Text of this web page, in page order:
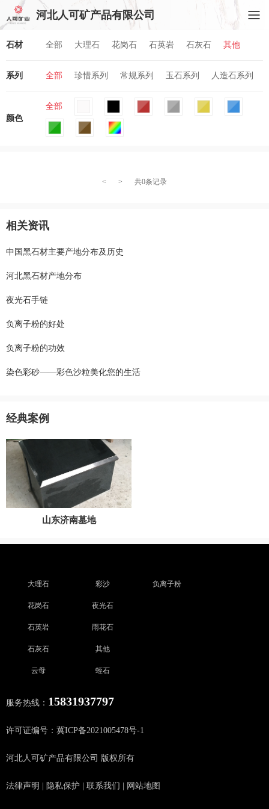
河北人可矿产品有限公司
石材 全部 大理石 花岗石 石英岩 石灰石 其他
系列 全部 珍惜系列 常规系列 玉石系列 人造石系列
颜色
全部
< > 共0条记录
相关资讯
中国黑石材主要产地分布及历史
河北黑石材产地分布
夜光石手链
负离子粉的好处
负离子粉的功效
染色彩砂——彩色沙粒美化您的生活
经典案例
山东济南墓地
法律声明 隐私保护 联系我们 网站地图
河北人可矿产品有限公司 版权所有
许可证编号：冀ICP备2021005478号-1
服务热线： 15831937797
大理石
花岗石
石英岩
石灰石
云母
彩沙
夜光石
雨花石
其他
蛭石
负离子粉